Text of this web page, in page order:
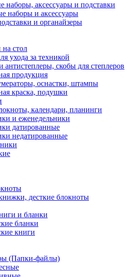
наборы, аксессуары и подставки
наборы и аксессуары
и органайзеры
стол
ухода за техникой
антистеплеры, скобы для степлеров
продукция
оснастки, штампы
краска, подушки
календари, планинги
и еженедельники
датированные
недатированные
десткие блокноты
и бланки
бланки
книги
(Папки-файлы)